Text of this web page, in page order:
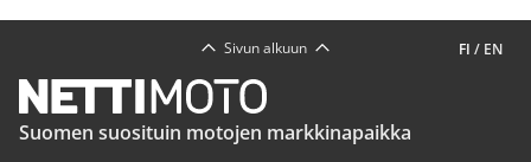
FI / EN
Sivun alkuun
Suomen suosituin motojen markkinapaikka